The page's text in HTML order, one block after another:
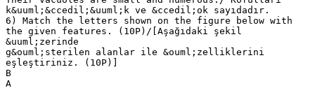
k&uuml;&ccedil;&uuml;k ve &ccedil;ok sayıdadır.
6) Match the letters shown on the figure below with
the given features. (10P)/[Aşağıdaki şekil
&uuml;zerinde
g&ouml;sterilen alanlar ile &ouml;zelliklerini
eşleştiriniz. (10P)]
B
A